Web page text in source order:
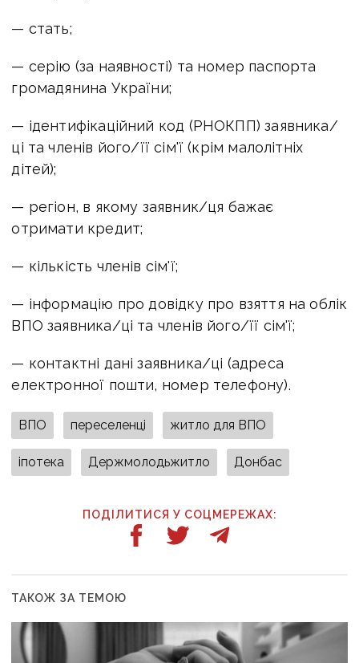
— стать;
— серію (за наявності) та номер паспорта
громадянина України;
— ідентифікаційний код (РНОКПП) заявника/
ці та членів його/її сім'ї (крім малолітніх
дітей);
— регіон, в якому заявник/ця бажає
отримати кредит;
— кількість членів сім'ї;
— інформацію про довідку про взяття на облік
ВПО заявника/ці та членів його/її сім'ї;
— контактні дані заявника/ці (адреса
електронної пошти, номер телефону).
ВПО переселенці житло для ВПО
іпотека Держмолодьжитло Донбас
ПОДІЛИТИСЯ У СОЦМЕРЕЖАХ:
ТАКОЖ ЗА ТЕМОЮ